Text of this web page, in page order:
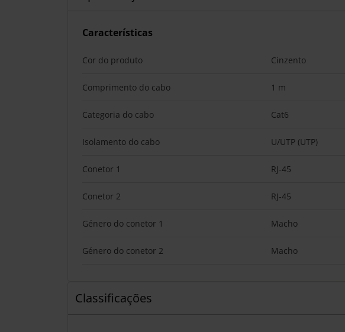
Características
Cor do produto Cinzento
Comprimento do cabo 1 m
Categoria do cabo Cat6
Isolamento do cabo U/UTP (UTP)
Conetor 1 RJ-45
Conetor 2 RJ-45
Género do conetor 1 Macho
Género do conetor 2 Macho
Classificações